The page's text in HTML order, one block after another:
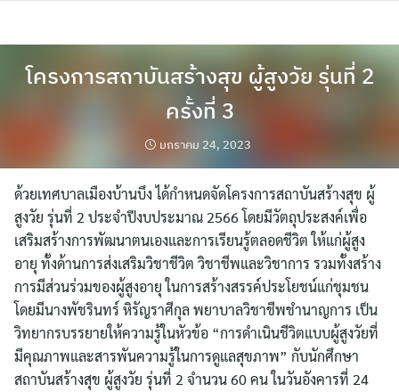
โครงการสถาบันสร้างสุข ผู้สูงวัย รุ่นที่ 2
ครั้งที่ 3
มกราคม 24, 2023
ด้วยเทศบาลเมืองบ้านบึง ได้กำหนดจัดโครงการสถาบันสร้างสุข ผู้
สูงวัย รุ่นที่ 2 ประจำปีงบประมาณ 2566 โดยมีวัตถุประสงค์เพื่อ
เสริมสร้างการพัฒนาตนเองและการเรียนรู้ตลอดชีวิต ให้แก่ผู้สูง
อายุ ทั้งด้านการส่งเสริมวิชาชีวิต วิชาชีพและวิชาการ รวมทั้งสร้าง
การมีส่วนร่วมของผู้สูงอายุ ในการสร้างสรรค์ประโยชน์แก่ชุมชน
โดยมีนางพัชรินทร์ หิรัญราศีกุล พยาบาลวิชาชีพชำนาญการ เป็น
วิทยากรบรรยายให้ความรู้ในหัวข้อ “การดำเนินชีวิตแบบผู้สูงวัยที่
มีคุณภาพและสารพันความรู้ในการดูแลสุขภาพ” กับนักศึกษา
สถาบันสร้างสุข ผู้สูงวัย รุ่นที่ 2 จำนวน 60 คน ในวันอังคารที่ 24